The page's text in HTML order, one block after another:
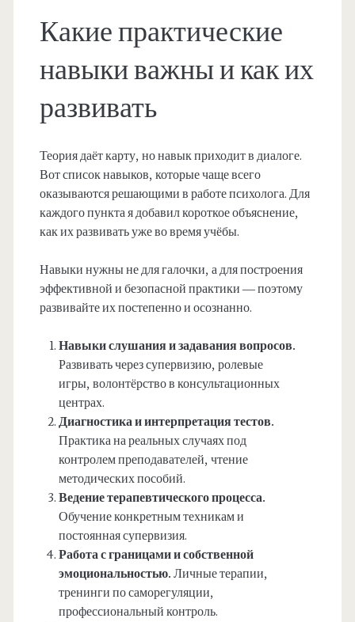
Какие практические
навыки важны и как их
развивать
Теория даёт карту, но навык приходит в диалоге.
Вот список навыков, которые чаще всего
оказываются решающими в работе психолога. Для
каждого пункта я добавил короткое объяснение,
как их развивать уже во время учёбы.
Навыки нужны не для галочки, а для построения
эффективной и безопасной практики — поэтому
развивайте их постепенно и осознанно.
Навыки слушания и задавания вопросов.
Развивать через супервизию, ролевые
игры, волонтёрство в консультационных
центрах.
Диагностика и интерпретация тестов.
Практика на реальных случаях под
контролем преподавателей, чтение
методических пособий.
Ведение терапевтического процесса.
Обучение конкретным техникам и
постоянная супервизия.
Работа с границами и собственной
эмоциональностью. Личные терапии,
тренинги по саморегуляции,
профессиональный контроль.